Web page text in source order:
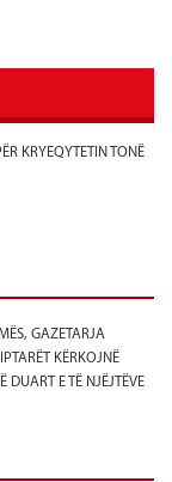
KRYEQYTETIN TONË
GAZETARJA
KËRKOJNË
DUART E TË NJËJTËVE